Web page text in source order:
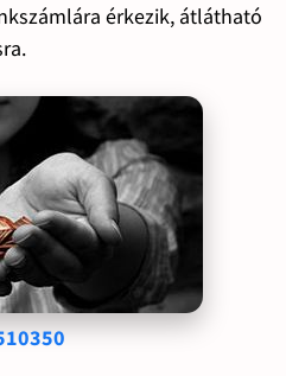
érkezik, átlátható